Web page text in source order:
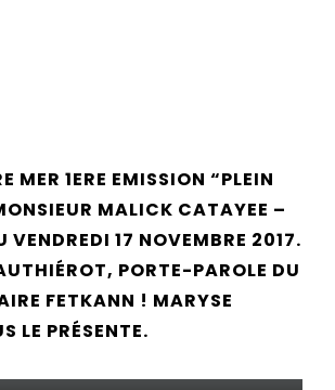
MER 1ERE EMISSION “PLEIN
MALICK CATAYEE –
VENDREDI 17 NOVEMBRE 2017.
PORTE-PAROLE DU
FETKANN ! MARYSE
LE PRÉSENTE.